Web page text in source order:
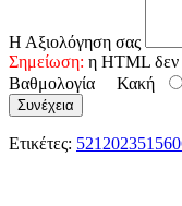
Η Αξιολόγηση σας
Σημείωση: η HTML δεν
Βαθμολογία Κακή
Συνέχεια
Ετικέτες: